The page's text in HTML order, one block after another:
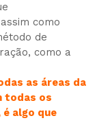
como
de
como a
as áreas da
todas os
algo que